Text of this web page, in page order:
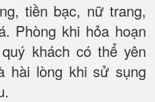
tiền bạc, nữ trang,
Phòng khi hỏa hoạn
khách có thể yên
hài lòng khi sử sụng